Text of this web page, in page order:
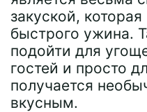
закуской,
быстрого ужина.
подойти для
гостей и просто
получается
вкусным.